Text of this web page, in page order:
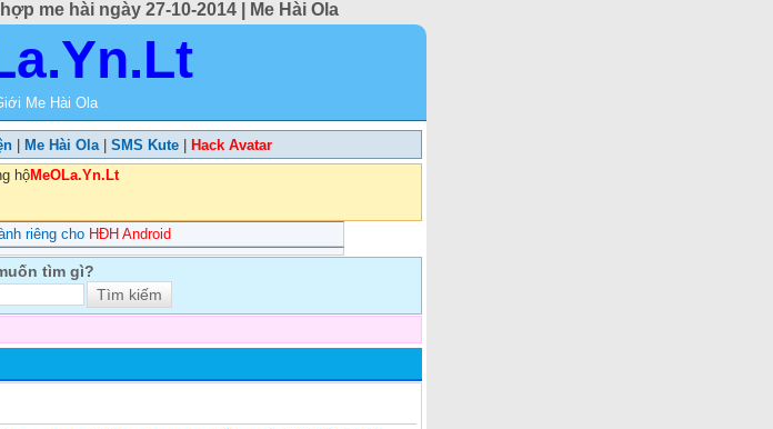
me hài ngày 27-10-2014 | Me Hài Ola
Me Hài Ola
Me Hài Ola| SMS Kute
Hack Avatar
hộMeOLa.Yn.Lt
riêng cho HĐH Android
tìm gì?